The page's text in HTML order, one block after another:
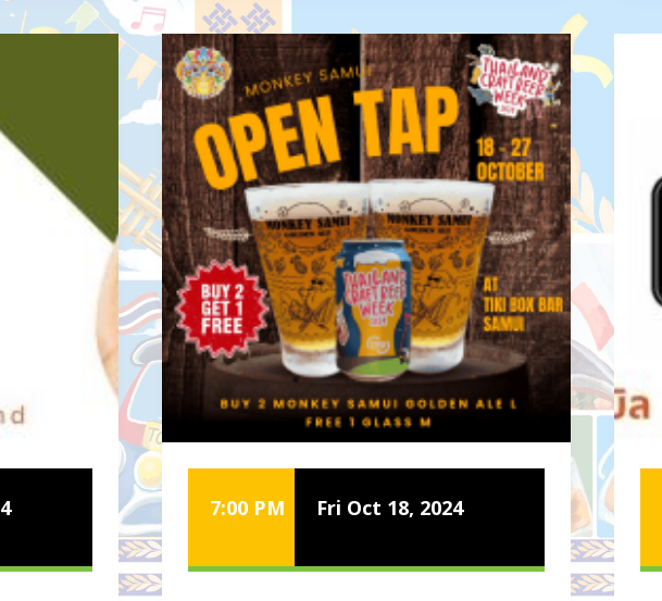
7:00 PM Fri Oct 18, 2024